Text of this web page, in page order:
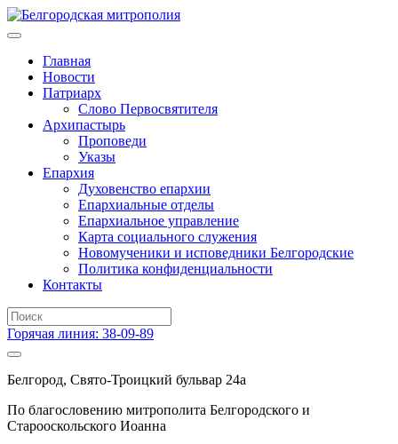
Главная
Новости
Патриарх
Слово Первосвятителя
Архипастырь
Проповеди
Указы
Епархия
Духовенство епархии
Епархиальные отделы
Епархиальное управление
Карта социального служения
Новомученики и исповедники Белгородские
Политика конфиденциальности
Контакты
Горячая линия: 38-09-89
Белгород, Свято-Троицкий бульвар 24а
По благословению митрополита Белгородского и
Старооскольского Иоанна